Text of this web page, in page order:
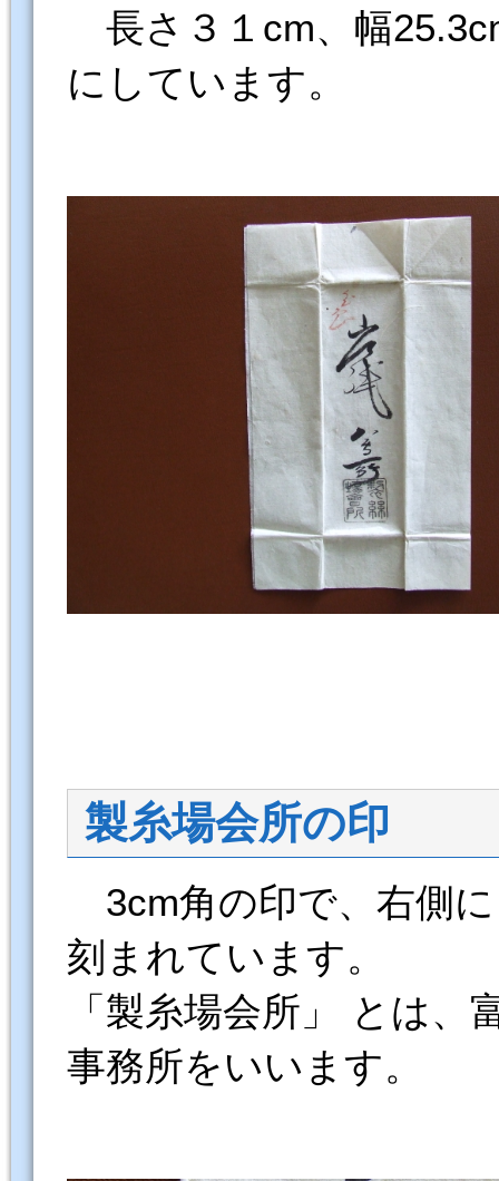
長さ３１cm、幅
にしています。
製糸場会所の印
3cm角の印で、右側
刻まれています。
「製糸場会所」 とは
事務所をいいます。